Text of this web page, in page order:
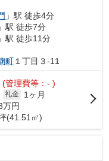
」駅 徒歩4分
」駅 徒歩7分
」駅 徒歩11分
町 １丁目３-11
(管理費等：- )
礼金 1ヶ月
万円
(41.51㎡)